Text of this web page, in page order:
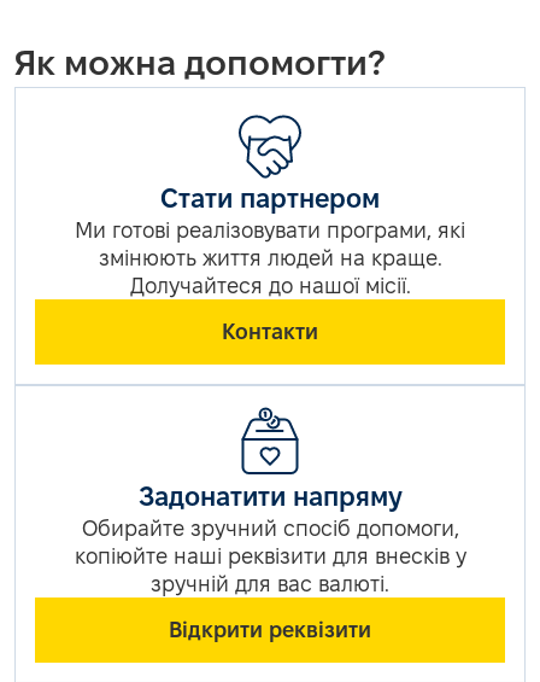
Як можна допомогти?
Стати партнером
Ми готові реалізовувати програми, які
змінюють життя людей на краще.
Долучайтеся до нашої місії.
Контакти
Задонатити напряму
Обирайте зручний спосіб допомоги,
копіюйте наші реквізити для внесків у
зручній для вас валюті.
Відкрити реквізити